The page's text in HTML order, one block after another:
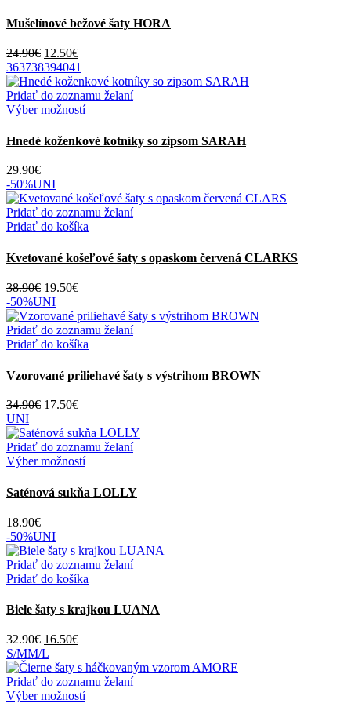
Mušelínové bežové šaty HORA
24.90€ Pôvodná
cena
bola:
24.90€.
12.50€Aktuálna
cena
je:
12.50€.
363738394041
Pridať do zoznamu želaní
Výber možnostíTento
má
viacero
si
môžete
vybrať
na
stránke
produktu.
Hnedé koženkové kotníky so zipsom SARAH
29.90€
-50%UNI
Pridať do zoznamu želaní
Pridať do košíka
Kvetované košeľové šaty s opaskom červená CLARKS
38.90€ Pôvodná
cena
bola:
38.90€.
19.50€Aktuálna
je:
19.50€.
-50%UNI
Pridať do zoznamu želaní
Pridať do košíka
Vzorované priliehavé šaty s výstrihom BROWN
34.90€ Pôvodná
bola:
34.90€.
17.50€Aktuálna
je:
17.50€.
UNI
Pridať do zoznamu želaní
Výber možnostíTento
má
viacero
môžete
vybrať
na
stránke
produktu.
Saténová sukňa LOLLY
18.90€
-50%UNI
Pridať do zoznamu želaní
Pridať do košíka
Biele šaty s krajkou LUANA
32.90€ Pôvodná
cena
bola:
32.90€.
16.50€Aktuálna
je:
16.50€.
S/MM/L
Pridať do zoznamu želaní
Výber možnostíTento